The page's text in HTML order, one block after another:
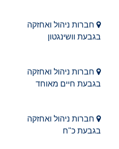
חברות ניהול ואחזקה
בגבעת וושינגטון
חברות ניהול ואחזקה
בגבעת חיים מאוחד
חברות ניהול ואחזקה
בגבעת כ"ח